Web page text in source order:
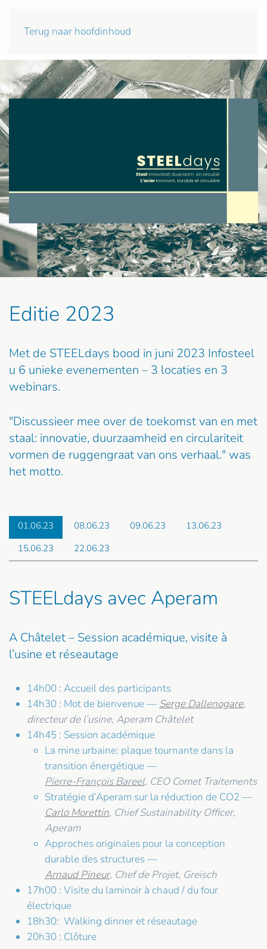
Terug naar hoofdinhoud
Editie 2023
Met de STEELdays bood in juni 2023 Infosteel
u 6 unieke evenementen – 3 locaties en 3
webinars.
"Discussieer mee over de toekomst van en met
staal: innovatie, duurzaamheid en circulariteit
vormen de ruggengraat van ons verhaal." was
het motto.
01.06.23 08.06.23 09.06.23
13.06.23
15.06.23
22.06.23
STEELdays avec Aperam
A Châtelet – Session académique, visite à
l’usine et réseautage
14h00 : Accueil des participants
14h30 : Mot de bienvenue — Serge Dallenogare,
directeur de l’usine, Aperam Châtelet
14h45 : Session académique
La mine urbaine: plaque tournante dans la
transition énergétique —
Pierre-François Bareel, CEO Comet Traitements
Stratégie d’Aperam sur la réduction de CO2 —
Carlo Morettin, Chief Sustainability Officer,
Aperam
Approches originales pour la conception
durable des structures —
Arnaud Pineur, Chef de Projet, Greisch
17h00 : Visite du laminoir à chaud / du four
électrique
18h30: Walking dinner et réseautage
20h30 : Clôture